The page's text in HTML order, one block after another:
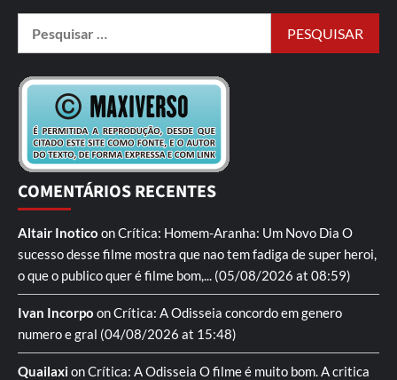
COMENTÁRIOS RECENTES
Altair Inotico onCrítica: Homem-Aranha: Um Novo Dia O
sucesso desse filme mostra que nao tem fadiga de super heroi,
o que o publico quer é filme bom,... (05/08/2026 at 08:59)
Ivan Incorpo onCrítica: A Odisseia concordo em genero
numero e gral (04/08/2026 at 15:48)
QuailaxionCrítica: A Odisseia O filme é muito bom. A critica